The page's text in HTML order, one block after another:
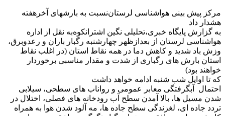
مرکز پیش بینی هواشناسی لرستان‌نسبت به بارشهای آخرهفته
هشدار داد
به گزارش پایگاه خبری،تحلیلی نگین اشترانکوه‌به نقل از اداره
هواشناسی لرستان از بعدازظهر چهارشنبه رگبار باران و رعدوبرق،
وزش باد شدید و کاهش دما در همه نقاط استان (در اغلب نقاط
استان بارش های رگباری از شدت و مقدار مناسبی برخوردار
خواهند بود)
که تا اوایل شب شنبه ادامه خواهد داشت
احتمال آبگرفتگی معابر عمومی و رواناب های سطحی، سیلابی
شدن مسیل ها، بالا آمدن سطح آب رودخانه های فصلی، اختلال در
تردد جاده ای، لغزندگی سطح جاده ها، مه آلود شدن هوا به همراه